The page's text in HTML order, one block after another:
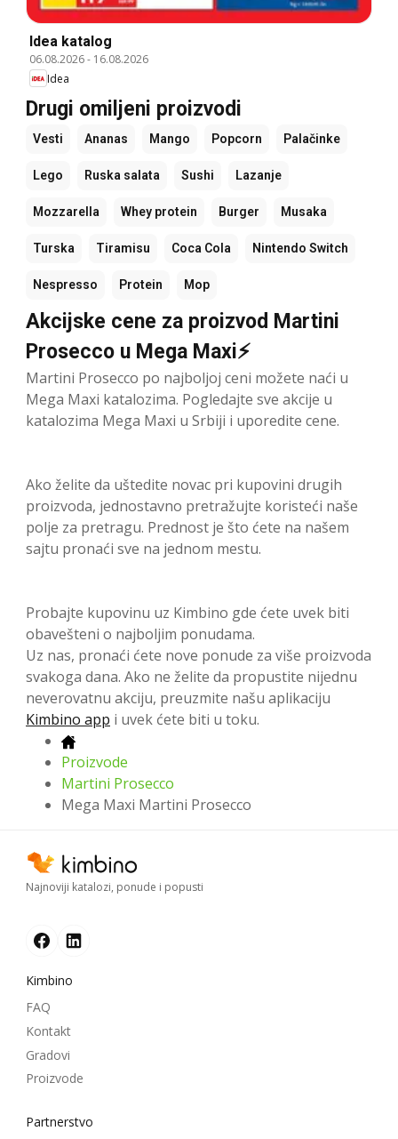
Idea katalog
06.08.2026- 16.08.2026
Idea
Drugi omiljeni proizvodi
Vesti Ananas Mango Popcorn Palačinke
Lego Ruska salata Sushi Lazanje
Mozzarella Whey protein Burger Musaka
Turska Tiramisu Coca Cola Nintendo Switch
Nespresso Protein Mop
Akcijske cene za proizvod Martini
Prosecco u Mega Maxi⚡
Martini Prosecco po najboljoj ceni možete naći u
Mega Maxi katalozima. Pogledajte sve akcije u
katalozima Mega Maxi u Srbiji i uporedite cene.
Ako želite da uštedite novac pri kupovini drugih
proizvoda, jednostavno pretražujte koristeći naše
polje za pretragu. Prednost je što ćete na našem
sajtu pronaći sve na jednom mestu.
Probajte kupovinu uz Kimbino gde ćete uvek biti
obavešteni o najboljim ponudama.
Uz nas, pronaći ćete nove ponude za više proizvoda
svakoga dana. Ako ne želite da propustite nijednu
neverovatnu akciju, preuzmite našu aplikaciju
Kimbino app i uvek ćete biti u toku.
Proizvode
Martini Prosecco
Mega Maxi Martini Prosecco
Najnoviji katalozi, ponude i popusti
Kimbino
FAQ
Kontakt
Gradovi
Proizvode
Partnerstvo